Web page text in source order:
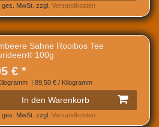
ges. MwSt. zzgl. Versandkosten
Sahne Rooibos Tee
100g
€ *
| 89,50 € / Kilogramm
In den Warenkorb
ges. MwSt. zzgl. Versandkosten